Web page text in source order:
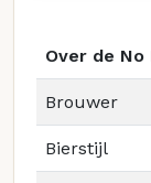
Over de
Brouwer
Bierstijl